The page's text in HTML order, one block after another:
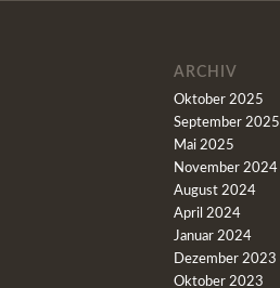
ARCHIV
Oktober 2025
September 2025
Mai 2025
November 2024
August 2024
April 2024
Januar 2024
Dezember 2023
Oktober 2023